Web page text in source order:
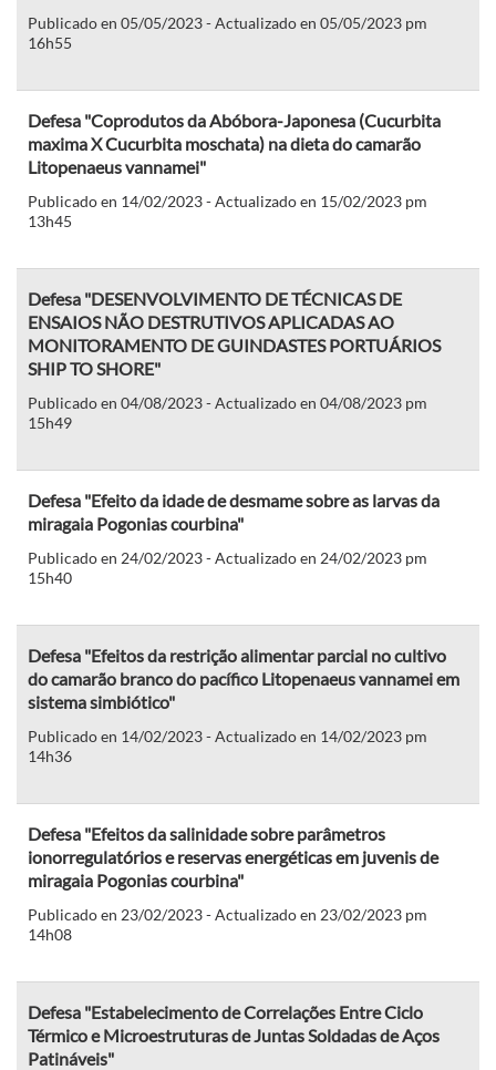
Publicado en 05/05/2023 - Actualizado en 05/05/2023 pm
16h55
Defesa "Coprodutos da Abóbora-Japonesa (Cucurbita
maxima X Cucurbita moschata) na dieta do camarão
Litopenaeus vannamei"
Publicado en 14/02/2023 - Actualizado en 15/02/2023 pm
13h45
Defesa "DESENVOLVIMENTO DE TÉCNICAS DE
ENSAIOS NÃO DESTRUTIVOS APLICADAS AO
MONITORAMENTO DE GUINDASTES PORTUÁRIOS
SHIP TO SHORE"
Publicado en 04/08/2023 - Actualizado en 04/08/2023 pm
15h49
Defesa "Efeito da idade de desmame sobre as larvas da
miragaia Pogonias courbina"
Publicado en 24/02/2023 - Actualizado en 24/02/2023 pm
15h40
Defesa "Efeitos da restrição alimentar parcial no cultivo
do camarão branco do pacífico Litopenaeus vannamei em
sistema simbiótico"
Publicado en 14/02/2023 - Actualizado en 14/02/2023 pm
14h36
Defesa "Efeitos da salinidade sobre parâmetros
ionorregulatórios e reservas energéticas em juvenis de
miragaia Pogonias courbina"
Publicado en 23/02/2023 - Actualizado en 23/02/2023 pm
14h08
Defesa "Estabelecimento de Correlações Entre Ciclo
Térmico e Microestruturas de Juntas Soldadas de Aços
Patináveis"